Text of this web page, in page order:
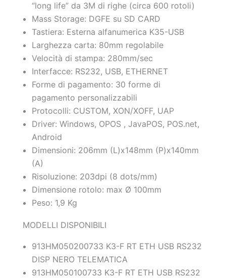
“long life” da 3M di righe (circa 600 rotoli)
Mass Storage: DGFE su SD CARD
Tastiera: Esterna alfanumerica K35-USB
Larghezza carta: 80mm regolabile
Velocità di stampa: 280mm/sec
Interfacce: RS232, USB, ETHERNET
Forme di pagamento: 30 forme di
pagamento personalizzabili
Protocolli: CUSTOM, XON/XOFF, UAP
Driver: Windows, OPOS , JavaPOS, POS.net,
Android
Dimensioni: 206mm (L)x148mm (P)x140mm
(A)
Risoluzione: 203dpi (8 dots/mm)
Dimensione rotolo: max Ø 100mm
Peso: 1,9 Kg
MODELLI DISPONIBILI
913HM050200733 K3-F RT ETH USB RS232
DISP NERO TELEMATICA
913HM050100733 K3-F RT ETH USB RS232